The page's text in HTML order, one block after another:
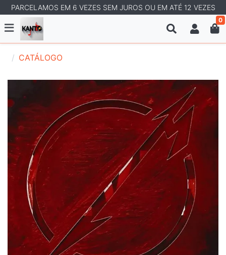
PARCELAMOS EM 6 VEZES SEM JUROS OU EM ATÉ 12 VEZES
0
CATÁLOGO